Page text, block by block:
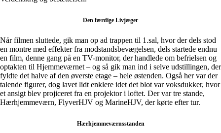
Den færdige Livjæger
Når filmen sluttede, gik man op ad trappen til 1.sal, hvor der dels stod
en montre med effekter fra modstandsbevægelsen, dels startede endnu
en film, denne gang på en TV-monitor, der handlede om befrielsen og
optakten til Hjemmeværnet – og så gik man ind i selve udstillingen, der
fyldte det halve af den øverste etage – hele østenden. Også her var der
talende figurer, dog lavet lidt enklere idet det blot var voksdukker, hvor
et ansigt blev projiceret fra en projektor i loftet. Der var tre stande,
Hærhjemmeværn, FlyverHJV og MarineHJV, der kørte efter tur.
Hærhjemmeværnsstanden